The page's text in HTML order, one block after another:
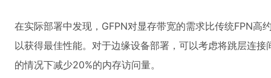
在实际部署中发现，GFPN对显存带宽的需求比传统FPN高
以获得最佳性能。对于边缘设备部署，可以考虑将跳层连
的情况下减少20%的内存访问量。